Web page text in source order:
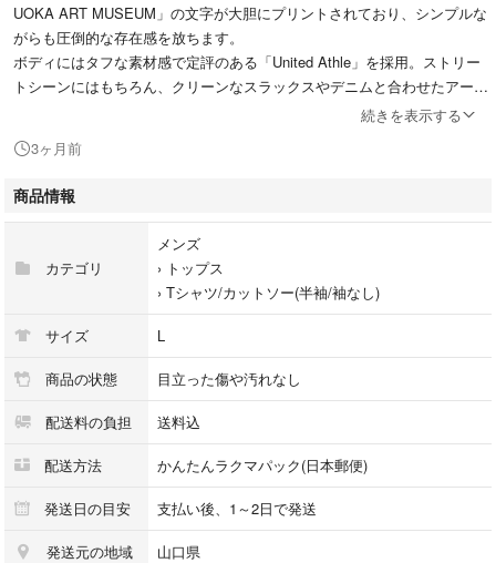
UOKA ART MUSEUM」の文字が大胆にプリントされており、シンプルな
がらも圧倒的な存在感を放ちます。
ボディにはタフな素材感で定評のある「United Athle」を採用。ストリー
トシーンにはもちろん、クリーンなスラックスやデニムと合わせたアーテ
ィスティックな着こなしもおすすめです。アートピースを身にまとうよう
続きを表示する
3ヶ月前
商品情報
カテゴリ
メンズ
› トップス
› Tシャツ/カットソー(半袖/袖なし)
サイズ L
商品の状態 目立った傷や汚れなし
配送料の負担 送料込
配送方法 かんたんラクマパック(日本郵便)
発送日の目安 支払い後、1～2日で発送
発送元の地域 山口県